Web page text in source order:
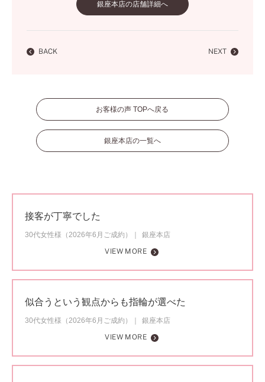
銀座本店の店舗詳細へ
BACK NEXT
お客様の声 TOPへ戻る
銀座本店の一覧へ
接客が丁寧でした
30代女性様（2026年6月ご成約）
銀座本店
VIEW MORE
似合うという観点からも指輪が選べた
30代女性様（2026年6月ご成約）
銀座本店
VIEW MORE